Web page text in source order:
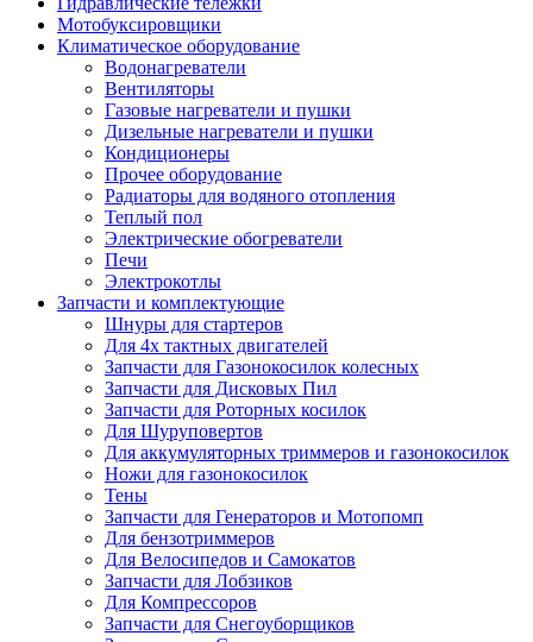
Мотобуксировщики
Климатическое оборудование
Водонагреватели
Вентиляторы
Газовые нагреватели и пушки
Дизельные нагреватели и пушки
Кондиционеры
Прочее оборудование
Радиаторы для водяного отопления
Теплый пол
Электрические обогреватели
Печи
Электрокотлы
Запчасти и комплектующие
Шнуры для стартеров
Для 4х тактных двигателей
Запчасти для Газонокосилок колесных
Запчасти для Дисковых Пил
Запчасти для Роторных косилок
Для Шуруповертов
Для аккумуляторных триммеров и газонокосилок
Ножи для газонокосилок
Тены
Запчасти для Генераторов и Мотопомп
Для бензотриммеров
Для Велосипедов и Самокатов
Запчасти для Лобзиков
Для Компрессоров
Запчасти для Снегоуборщиков